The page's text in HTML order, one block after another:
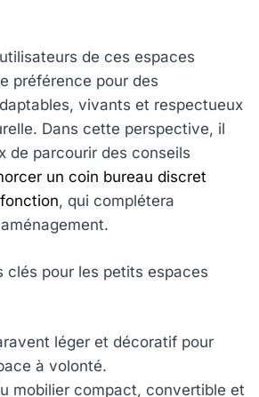
de ces espaces
préférence pour des
vivants et respectueux
Dans cette perspective, il
de parcourir des conseils
un coin bureau discret
, qui complétera
clés pour les petits espaces
léger et décoratif pour
à volonté.
mobilier compact, convertible et